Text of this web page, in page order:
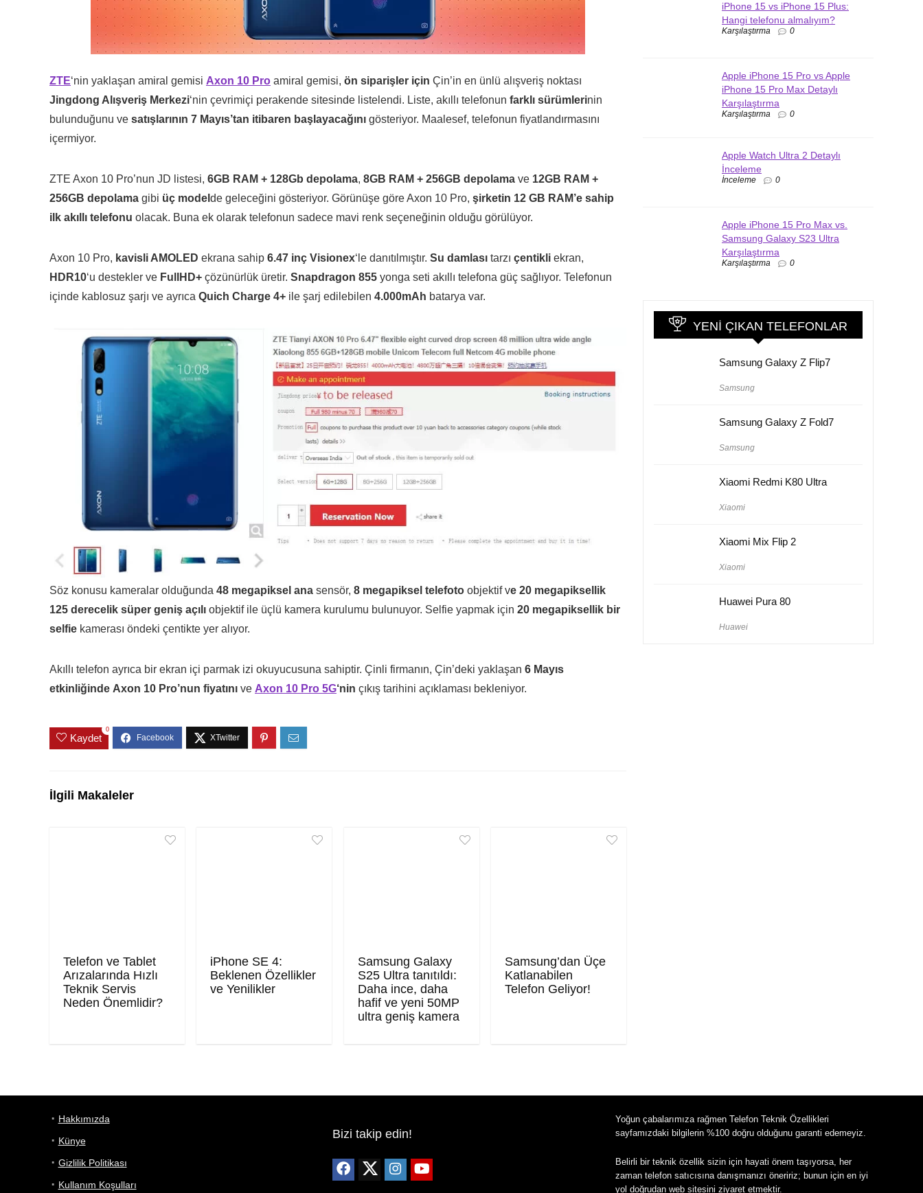
ZTE‘nin yaklaşan amiral gemisi Axon 10 Pro amiral gemisi, ön siparişler için Çin’in en ünlü alışveriş noktası
Jingdong Alışveriş Merkezi‘nin çevrimiçi perakende sitesinde listelendi. Liste, akıllı telefonun farklı sürümlerinin
bulunduğunu ve satışlarının 7 Mayıs’tan itibaren başlayacağını gösteriyor. Maalesef, telefonun fiyatlandırmasını
içermiyor.
ZTE Axon 10 Pro’nun JD listesi, 6GB RAM + 128Gb depolama, 8GB RAM + 256GB depolama ve 12GB RAM +
256GB depolama gibi üç model de geleceğini gösteriyor. Görünüşe göre Axon 10 Pro, şirketin 12 GB RAM’e sahip
ilk akıllı telefonu olacak. Buna ek olarak telefonun sadece mavi renk seçeneğinin olduğu görülüyor.
Axon 10 Pro, kavisli AMOLED ekrana sahip 6.47 inç Visionex‘le danıtılmıştır. Su damlası tarzı çentikli ekran,
HDR10‘u destekler ve FullHD+ çözünürlük üretir. Snapdragon 855 yonga seti akıllı telefona güç sağlıyor. Telefonun
içinde kablosuz şarjı ve ayrıca Quich Charge 4+ ile şarj edilebilen 4.000mAh batarya var.
Söz konusu kameralar olduğunda 48 megapiksel ana sensör, 8 megapiksel telefoto objektif ve 20 megapiksellik
125 derecelik süper geniş açılı objektif ile üçlü kamera kurulumu bulunuyor. Selfie yapmak için 20 megapiksellik bir
selfie kamerası öndeki çentikte yer alıyor.
Akıllı telefon ayrıca bir ekran içi parmak izi okuyucusuna sahiptir. Çinli firmanın, Çin’deki yaklaşan 6 Mayıs
etkinliğinde Axon 10 Pro’nun fiyatını ve Axon 10 Pro 5G‘nin çıkış tarihini açıklaması bekleniyor.
Kaydet
0
İlgili Makaleler
Telefon ve Tablet
Arızalarında Hızlı
Teknik Servis
Neden Önemlidir?
iPhone SE 4:
Beklenen Özellikler
ve Yenilikler
Samsung Galaxy
S25 Ultra tanıtıldı:
Daha ince, daha
hafif ve yeni 50MP
ultra geniş kamera
Samsung’dan Üçe
Katlanabilen
Telefon Geliyor!
iPhone 15 vs iPhone 15 Plus:
Hangi telefonu almalıyım?
Karşılaştırma 0
Apple iPhone 15 Pro vs Apple
iPhone 15 Pro Max Detaylı
Karşılaştırma
Karşılaştırma 0
Apple Watch Ultra 2 Detaylı
İnceleme
İnceleme 0
Apple iPhone 15 Pro Max vs.
Samsung Galaxy S23 Ultra
Karşılaştırma
Karşılaştırma 0
YENI ÇIKAN TELEFONLAR
Samsung Galaxy Z Flip7
Samsung
Samsung Galaxy Z Fold7
Samsung
Xiaomi Redmi K80 Ultra
Xiaomi
Xiaomi Mix Flip 2
Xiaomi
Huawei Pura 80
Huawei
Hakkımızda
Künye
Gizlilik Politikası
Kullanım Koşulları
Bizi takip edin!
Yoğun çabalarımıza rağmen Telefon Teknik Özellikleri
sayfamızdaki bilgilerin %100 doğru olduğunu garanti edemeyiz.
Belirli bir teknik özellik sizin için hayati önem taşıyorsa, her
zaman telefon satıcısına danışmanızı öneririz; bunun için en iyi
yol doğrudan web sitesini ziyaret etmektir.